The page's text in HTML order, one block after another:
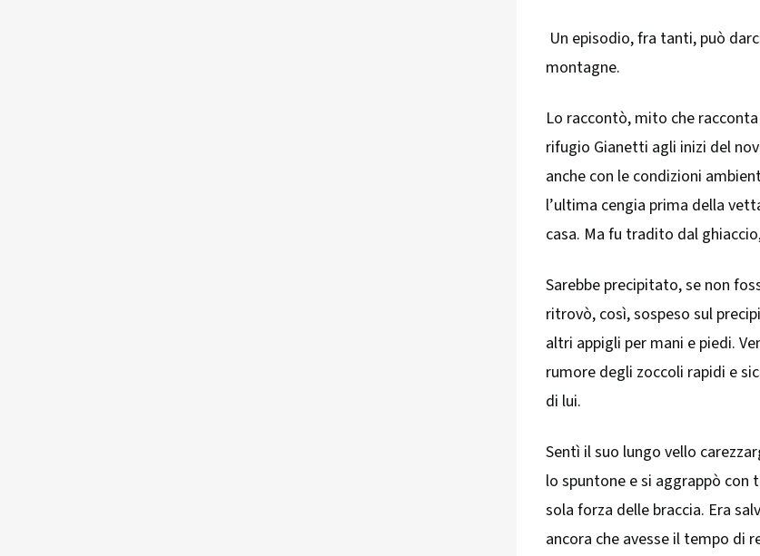
Un episodio, fra tanti, può
montagne.
Lo raccontò, mito che
rifugio Gianetti agli inizi del
anche con le condizioni
l’ultima cengia prima della
casa. Ma fu tradito dal
Sarebbe precipitato, se non
ritrovò, così, sospeso sul
altri appigli per mani e piedi.
rumore degli zoccoli rapidi e
di lui.
Sentì il suo lungo vello
lo spuntone e si aggrappò con
sola forza delle braccia. Era
ancora che avesse il tempo di